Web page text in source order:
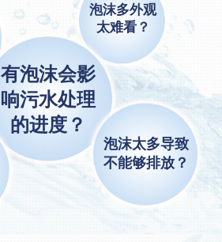
泡沫多外观
太难看？
有泡沫会影
响污水处理
的进度？
泡沫太多导致
不能够排放？